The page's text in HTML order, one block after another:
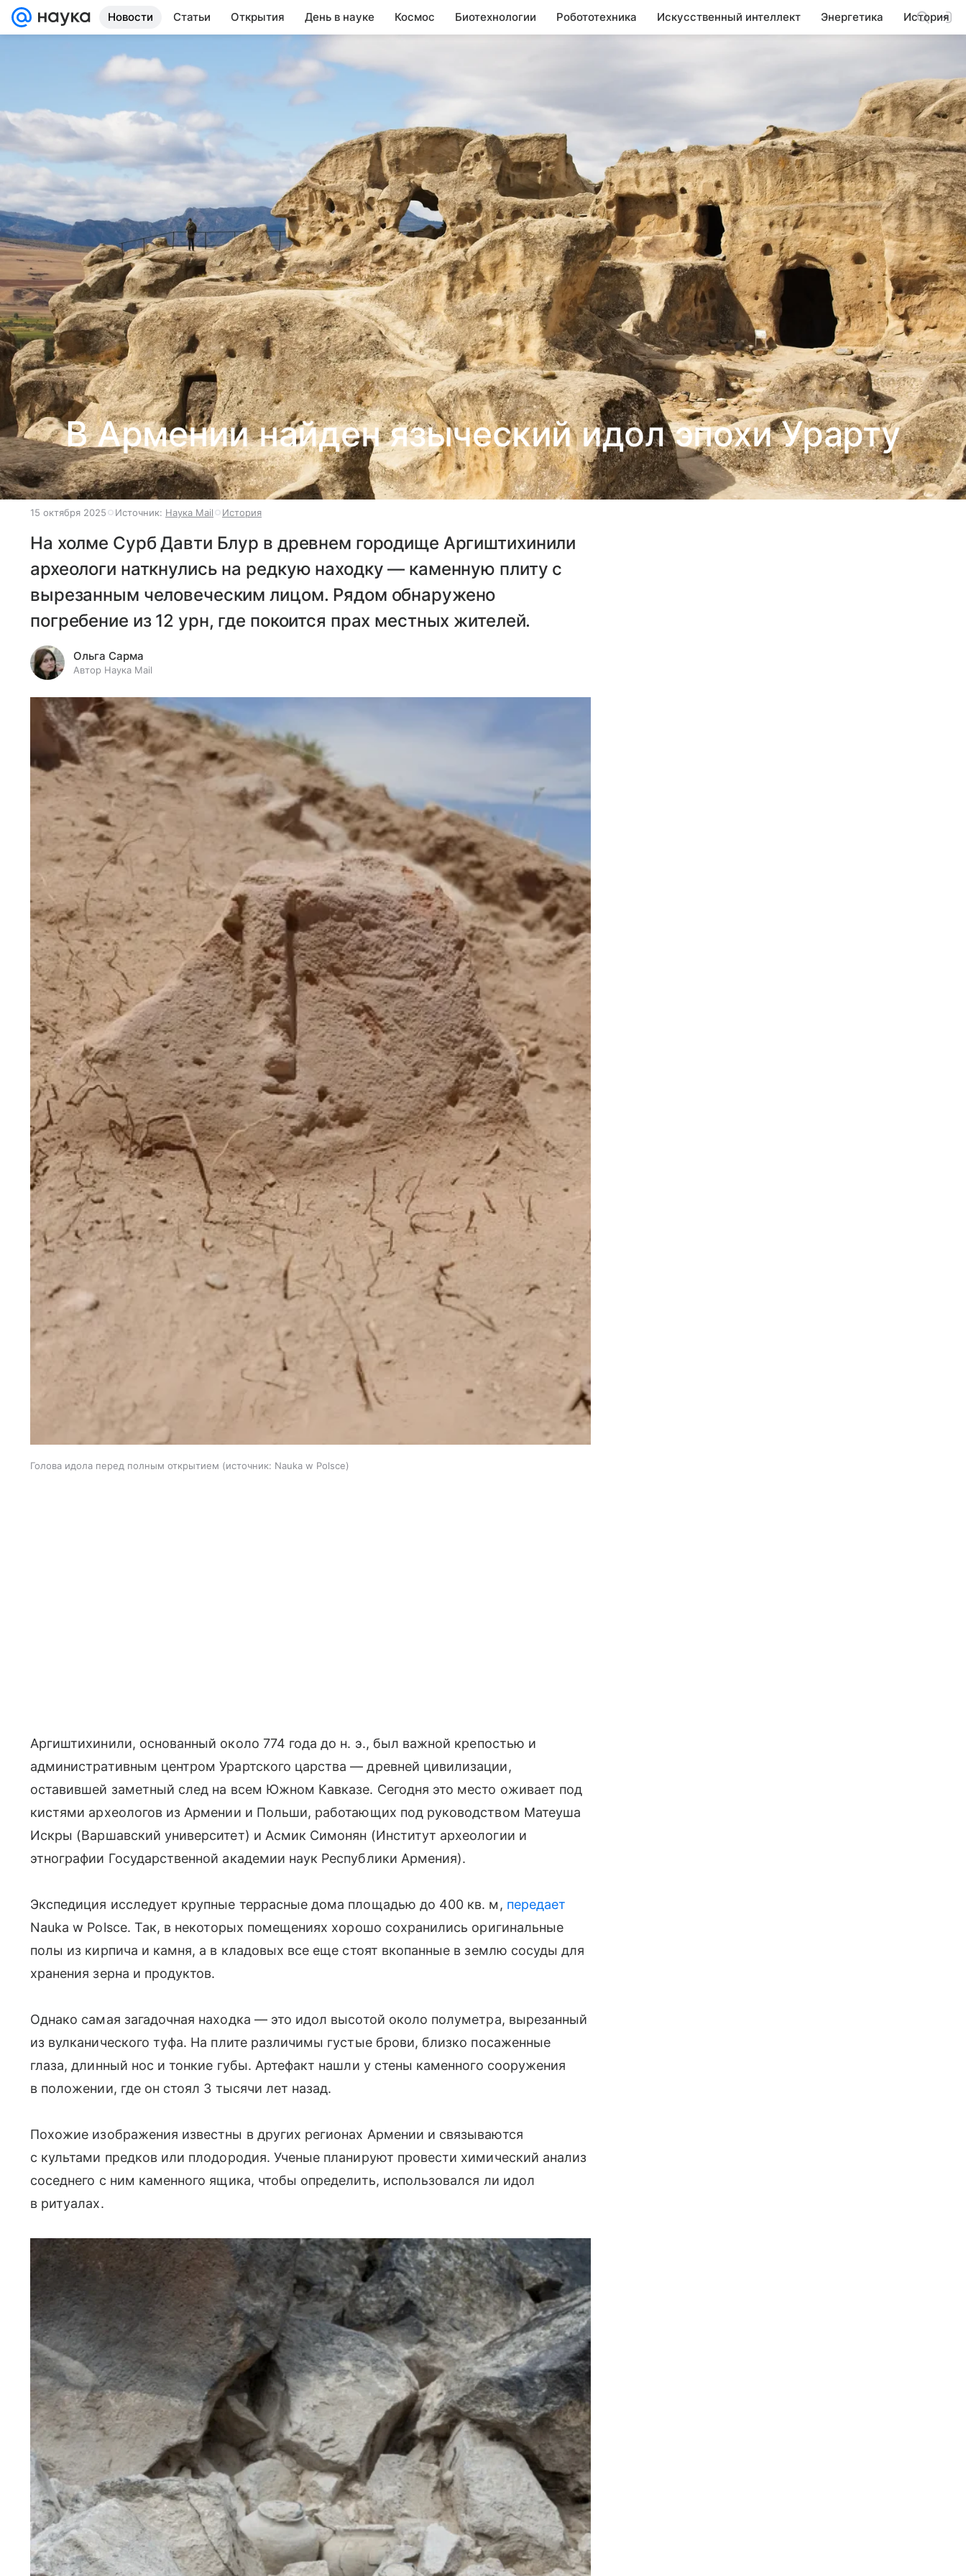
Новости Статьи Открытия День в науке Космос Биотехнологии Робототехника Искусственный интеллект Энергетика История
В Армении найден языческий идол эпохи Урарту
15 октября 2025 Источник: Наука Mail История
На холме Сурб Давти Блур в древнем городище Аргиштихинили
археологи наткнулись на редкую находку — каменную плиту с
вырезанным человеческим лицом. Рядом обнаружено
погребение из 12 урн, где покоится прах местных жителей.
Ольга Сарма
Автор Наука Mail
Голова идола перед полным открытием источник: Nauka w Polsce
Аргиштихинили, основанный около 774 года до н. э., был важной крепостью и
административным центром Урартского царства — древней цивилизации,
оставившей заметный след на всем Южном Кавказе. Сегодня это место оживает под
кистями археологов из Армении и Польши, работающих под руководством Матеуша
Искры (Варшавский университет) и Асмик Симонян (Институт археологии и
этнографии Государственной академии наук Республики Армения).
Экспедиция исследует крупные террасные дома площадью до 400 кв. м, передает
Nauka w Polsce. Так, в некоторых помещениях хорошо сохранились оригинальные
полы из кирпича и камня, а в кладовых все еще стоят вкопанные в землю сосуды для
хранения зерна и продуктов.
Однако самая загадочная находка — это идол высотой около полуметра, вырезанный
из вулканического туфа. На плите различимы густые брови, близко посаженные
глаза, длинный нос и тонкие губы. Артефакт нашли у стены каменного сооружения
в положении, где он стоял 3 тысячи лет назад.
Похожие изображения известны в других регионах Армении и связываются
с культами предков или плодородия. Ученые планируют провести химический анализ
соседнего с ним каменного ящика, чтобы определить, использовался ли идол
в ритуалах.